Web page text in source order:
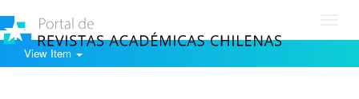
View Item